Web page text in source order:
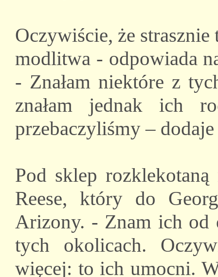
Oczywiście, że
modlitwa - odpowiada
- Znałam niektóre z
znałam jednak ich
przebaczyliśmy – dodaje
Pod sklep
Reese, który do
Arizony. - Znam ich od
tych okolicach.
więcej: to ich umocni.